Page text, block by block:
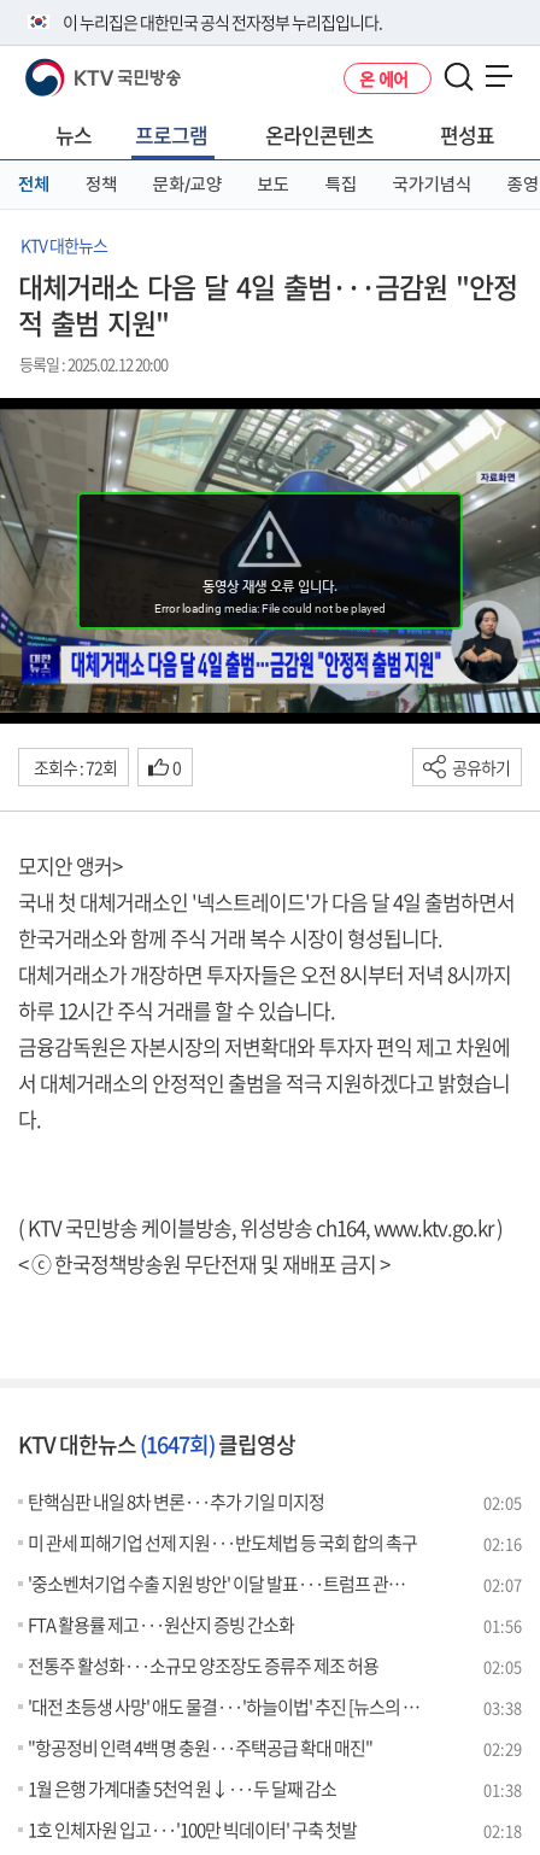
이 누리집은 대한민국 공식 전자정부 누리집입니다.
공식 누리집 주소 확인하기
니다.
이밖에 or.kr 또는 .kr등 다른 도메인 주소를 사용하고 있다면 아래 URL에
서 도메인 주소를 확인해 보세요
KTV 국민방송 온 에어
뉴스 프로그램 온라인콘텐츠 편성표
전체 정책 문화/교양 보도 특집 국가기념식 종영
KTV 대한뉴스
대체거래소 다음 달 4일 출범···금감원 "안정
적 출범 지원"
등록일 : 2025.02.12 20:00
조회수 : 72회 0 공유하기
모지안 앵커>
국내 첫 대체거래소인 '넥스트레이드'가 다음 달 4일 출범하면서
한국거래소와 함께 주식 거래 복수 시장이 형성됩니다.
대체거래소가 개장하면 투자자들은 오전 8시부터 저녁 8시까지
하루 12시간 주식 거래를 할 수 있습니다.
금융감독원은 자본시장의 저변확대와 투자자 편익 제고 차원에
서 대체거래소의 안정적인 출범을 적극 지원하겠다고 밝혔습니
다.
( KTV 국민방송 케이블방송, 위성방송 ch164,www.ktv.go.kr)
< ⓒ 한국정책방송원 무단전재 및 재배포 금지 >
KTV 대한뉴스(1647회)클립영상
탄핵심판 내일 8차 변론···추가 기일 미지정 02:05
미 관세 피해기업 선제 지원···반도체법 등 국회 합의 촉구 02:16
'중소벤처기업 수출 지원 방안' 이달 발표···트럼프 관세 대응 02:07
FTA 활용률 제고···원산지 증빙 간소화 01:56
전통주 활성화···소규모 양조장도 증류주 제조 허용 02:05
'대전 초등생 사망' 애도 물결···'하늘이법' 추진 [뉴스의 맥] 03:38
"항공정비 인력 4백 명 충원···주택공급 확대 매진" 02:29
1월 은행 가계대출 5천억 원↓···두 달째 감소 01:38
1호 인체자원 입고···'100만 빅데이터' 구축 첫발 02:18